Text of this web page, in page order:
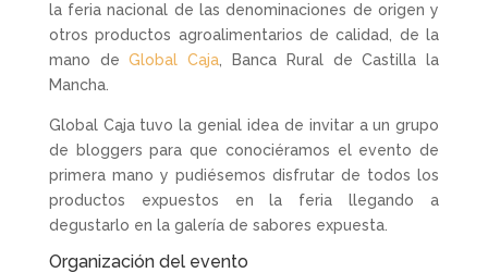
la feria nacional de las denominaciones de origen y
otros productos agroalimentarios de calidad, de la
mano deGlobal Caja , Banca Rural de Castilla la
Mancha.
Global Caja tuvo la genial idea de invitar a un grupo
de bloggers para que conociéramos el evento de
primera mano y pudiésemos disfrutar de todos los
productos expuestos en la feria llegando a
degustarlo en la galería de sabores expuesta.
Organización del evento